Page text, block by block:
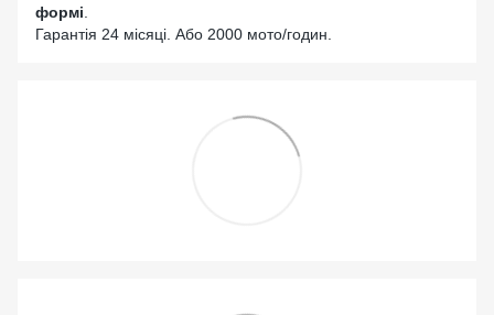
формі
Гарантія 24 місяці. Або 2000 мото/годин.